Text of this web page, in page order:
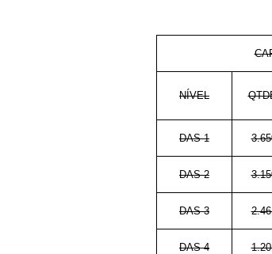
NÍVEL
DAS-1
DAS-2
DAS-3
DAS-4